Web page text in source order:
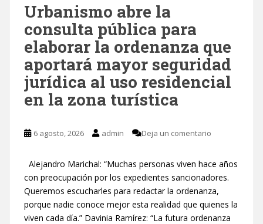
Urbanismo abre la
consulta pública para
elaborar la ordenanza que
aportará mayor seguridad
jurídica al uso residencial
en la zona turística
6 agosto, 2026 admin Deja un comentario
Alejandro Marichal: “Muchas personas viven hace años
con preocupación por los expedientes sancionadores.
Queremos escucharles para redactar la ordenanza,
porque nadie conoce mejor esta realidad que quienes la
viven cada día.” Davinia Ramírez: “La futura ordenanza